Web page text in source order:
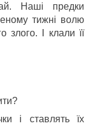
Наші предки
тижні волю
злого. І клали її
і ставлять їх